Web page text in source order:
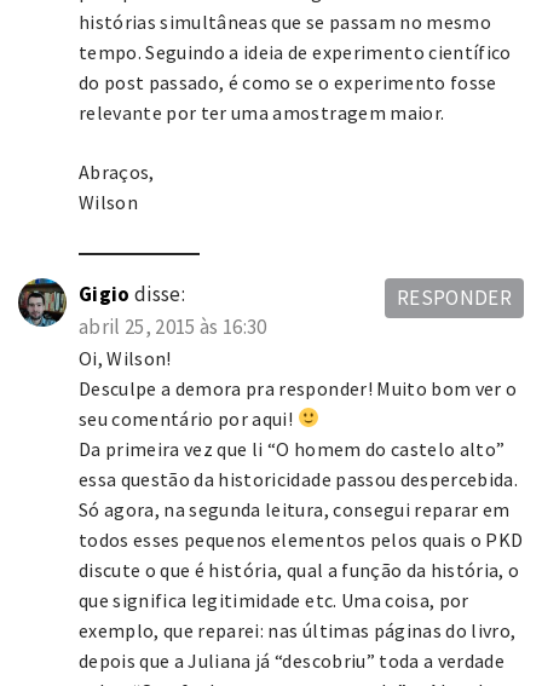
histórias simultâneas que se passam no mesmo
tempo. Seguindo a ideia de experimento científico
do post passado, é como se o experimento fosse
relevante por ter uma amostragem maior.
Abraços,
Wilson
Gigio disse:
abril 25, 2015 às 16:30
Oi, Wilson!
Desculpe a demora pra responder! Muito bom ver o
seu comentário por aqui!
Da primeira vez que li “O homem do castelo alto”
essa questão da historicidade passou despercebida.
Só agora, na segunda leitura, consegui reparar em
todos esses pequenos elementos pelos quais o PKD
discute o que é história, qual a função da história, o
que significa legitimidade etc. Uma coisa, por
exemplo, que reparei: nas últimas páginas do livro,
depois que a Juliana já “descobriu” toda a verdade
RESPONDER